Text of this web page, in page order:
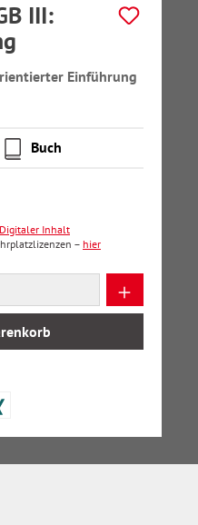
III:
Einführung
Buch
Digitaler Inhalt
– hier
den gewünschten